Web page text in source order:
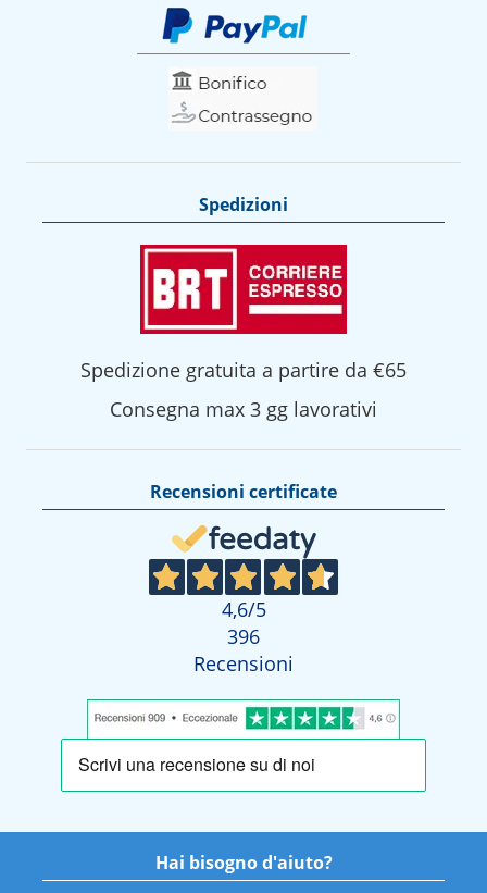
Spedizioni
Spedizione gratuita a partire da €65
Consegna max 3 gg lavorativi
Recensioni certificate
4,6/5
396
Recensioni
Hai bisogno d'aiuto?